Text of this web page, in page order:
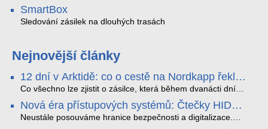
SmartBox
Sledování zásilek na dlouhých trasách
Nejnovější články
12 dní v Arktidě: co o cestě na Nordkapp řekla
data ze SMARTBOX 2 MAX
Co všechno lze zjistit o zásilce, která během dvanácti dní
projede Arktidou? SMARTBOX 2 MAX jsme vzali na trasu z
Tromsø přes Lofoty, Kirunu a finské Laponsko až na
Nordkapp. Bez jediného dobití, v mrazu až −13 °C a mimo
Nová éra přístupových systémů: Čtečky HID
Signo
Neustále posouváme hranice bezpečnosti a digitalizace.